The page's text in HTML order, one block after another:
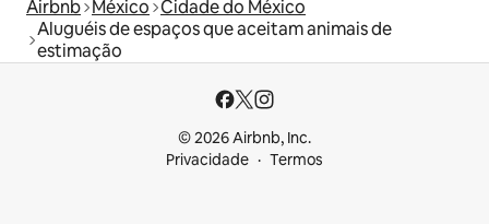
Airbnb México Cidade do México
Aluguéis de espaços que aceitam animais de
estimação
© 2026 Airbnb, Inc.
Privacidade
Termos